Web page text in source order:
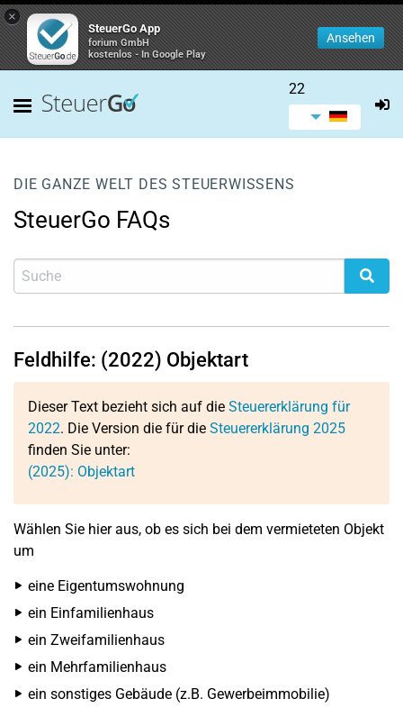
×
SteuerGo App
forium GmbH
kostenlos - In Google Play
Ansehen
22
DIE GANZE WELT DES STEUERWISSENS
SteuerGo FAQs
Feldhilfe: (2022) Objektart
Dieser Text bezieht sich auf die Steuererklärung für
2022. Die Version die für die Steuererklärung 2025
finden Sie unter:
(2025): Objektart
Wählen Sie hier aus, ob es sich bei dem vermieteten Objekt
um
eine Eigentumswohnung
ein Einfamilienhaus
ein Zweifamilienhaus
ein Mehrfamilienhaus
ein sonstiges Gebäude (z.B. Gewerbeimmobilie)